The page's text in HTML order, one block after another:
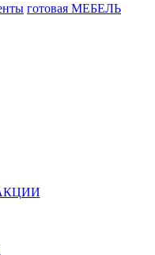
готовая МЕБЕЛЬ